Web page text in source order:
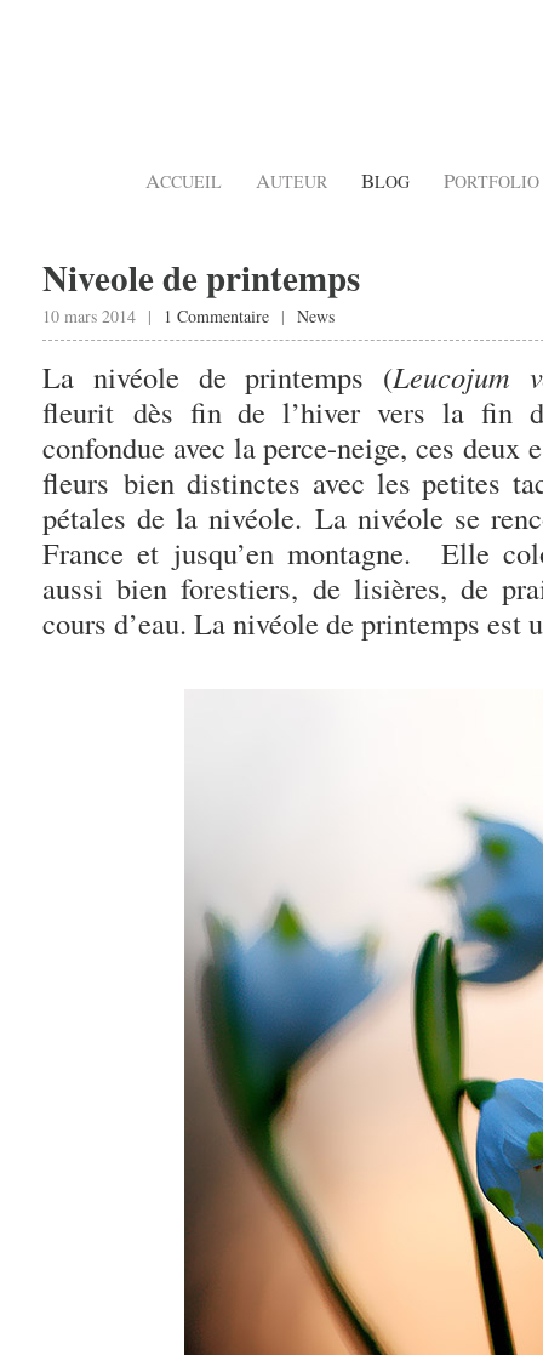
ACCUEIL AUTEUR BLOG PORTFOLIO
Niveole de printemps
10 mars 2014 | 1 Commentaire | News
La nivéole de printemps (Leucojum
fleurit dès fin de l’hiver vers la fin
confondue avec la perce-neige, ces deux
fleurs bien distinctes avec les petites
pétales de la nivéole. La nivéole se
France et jusqu’en montagne. Elle
aussi bien forestiers, de lisières, de
cours d’eau. La nivéole de printemps est